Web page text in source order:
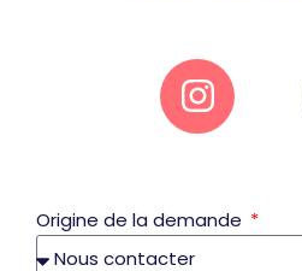
Origine de la demande